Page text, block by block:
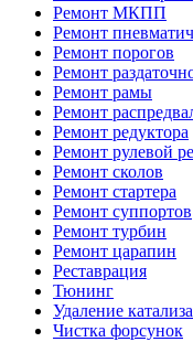
Ремонт МКПП
Ремонт
Ремонт порогов
Ремонт
Ремонт рамы
Ремонт
Ремонт редуктора
Ремонт рулевой
Ремонт сколов
Ремонт стартера
Ремонт суппортов
Ремонт турбин
Ремонт царапин
Реставрация
Тюнинг
Удаление
Чистка форсунок